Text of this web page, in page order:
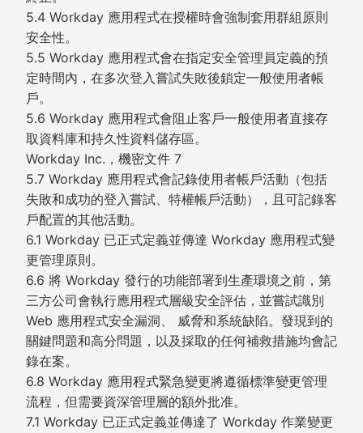
5.4 Workday 應用程式在授權時會強制套用群組原則
安全性。
5.5 Workday 應用程式會在指定安全管理員定義的預
定時間內，在多次登入嘗試失敗後鎖定一般使用者帳
戶。
5.6 Workday 應用程式會阻止客戶一般使用者直接存
取資料庫和持久性資料儲存區。
Workday Inc.，機密文件 7
5.7 Workday 應用程式會記錄使用者帳戶活動（包括
失敗和成功的登入嘗試、特權帳戶活動），且可記錄客
戶配置的其他活動。
6.1 Workday 已正式定義並傳達 Workday 應用程式變
更管理原則。
6.6 將 Workday 發行的功能部署到生產環境之前，第
三方公司會執行應用程式層級安全評估，並嘗試識別
Web 應用程式安全漏洞、 威脅和系統缺陷。發現到的
關鍵問題和高分問題，以及採取的任何補救措施均會記
錄在案。
6.8 Workday 應用程式緊急變更將遵循標準變更管理
流程，但需要資深管理層的額外批准。
7.1 Workday 已正式定義並傳達了 Workday 作業變更